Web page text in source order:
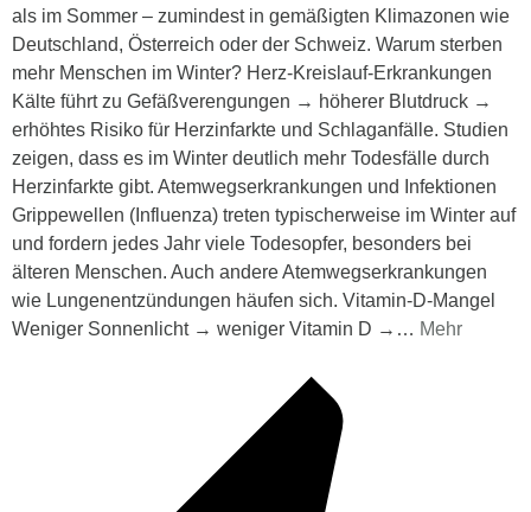
als im Sommer – zumindest in gemäßigten Klimazonen wie
Deutschland, Österreich oder der Schweiz. Warum sterben
mehr Menschen im Winter? Herz-Kreislauf-Erkrankungen
Kälte führt zu Gefäßverengungen → höherer Blutdruck →
erhöhtes Risiko für Herzinfarkte und Schlaganfälle. Studien
zeigen, dass es im Winter deutlich mehr Todesfälle durch
Herzinfarkte gibt. Atemwegserkrankungen und Infektionen
Grippewellen (Influenza) treten typischerweise im Winter auf
und fordern jedes Jahr viele Todesopfer, besonders bei
älteren Menschen. Auch andere Atemwegserkrankungen
wie Lungenentzündungen häufen sich. Vitamin-D-Mangel
Weniger Sonnenlicht → weniger Vitamin D → … Mehr